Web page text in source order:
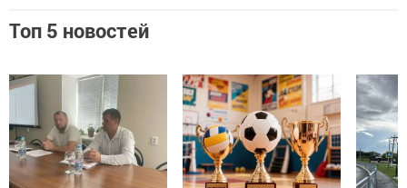
Топ 5 новостей